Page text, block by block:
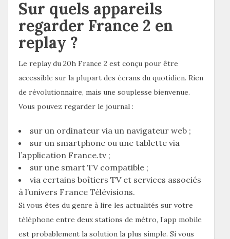
Sur quels appareils
regarder France 2 en
replay ?
Le replay du 20h France 2 est conçu pour être
accessible sur la plupart des écrans du quotidien. Rien
de révolutionnaire, mais une souplesse bienvenue.
Vous pouvez regarder le journal :
sur un ordinateur via un navigateur web ;
sur un smartphone ou une tablette via
l’application France.tv ;
sur une smart TV compatible ;
via certains boîtiers TV et services associés
à l’univers France Télévisions.
Si vous êtes du genre à lire les actualités sur votre
téléphone entre deux stations de métro, l’app mobile
est probablement la solution la plus simple. Si vous